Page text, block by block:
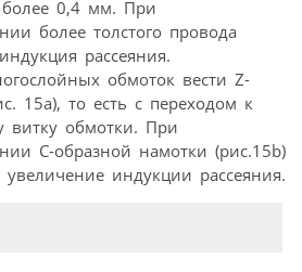
0,4 мм. При
более толстого провода
рассеяния.
обмоток вести Z-
15a), то есть с переходом к
витку обмотки. При
С-образной намотки (рис.15b)
увеличение индукции рассеяния.